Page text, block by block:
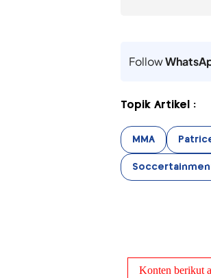
Follow
Topik Artikel :
MMA